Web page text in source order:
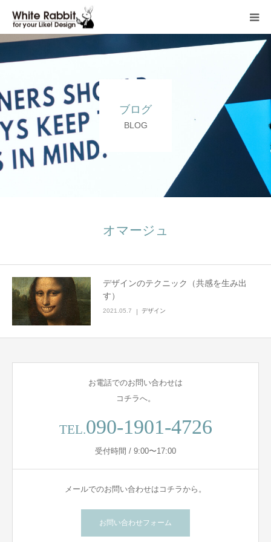
ブログ
BLOG
オマージュ
デザインのテクニック（共感を生み出
す）
2021.05.7 デザイン
お電話でのお問い合わせは
コチラへ。
TEL.090-1901-4726
受付時間 / 9:00〜17:00
メールでのお問い合わせはコチラから。
お問い合わせフォーム
WORK
CONTACT
BLOG